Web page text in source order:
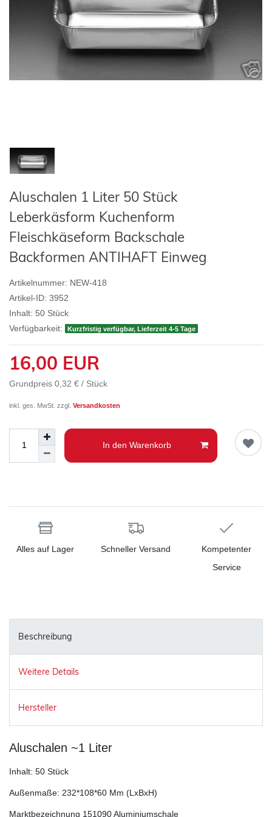
Aluschalen 1 Liter 50 Stück
Leberkäsform Kuchenform
Fleischkäseform Backschale
Backformen ANTIHAFT Einweg
Artikelnummer: NEW-418
Artikel-ID: 3952
Inhalt: 50 Stück
Verfügbarkeit:
Kurzfristig verfügbar, Lieferzeit 4-5 Tage
16,00 EUR
Grundpreis 0,32 € / Stück
inkl. ges. MwSt. zzgl. Versandkosten
In den Warenkorb
Alles auf Lager Schneller Versand
Kompetenter
Service
Beschreibung
Weitere Details
Hersteller
Aluschalen ~1 Liter
Inhalt: 50 Stück
Außenmaße: 232*108*60 Mm (LxBxH)
Marktbezeichnung 151090 Aluminiumschale